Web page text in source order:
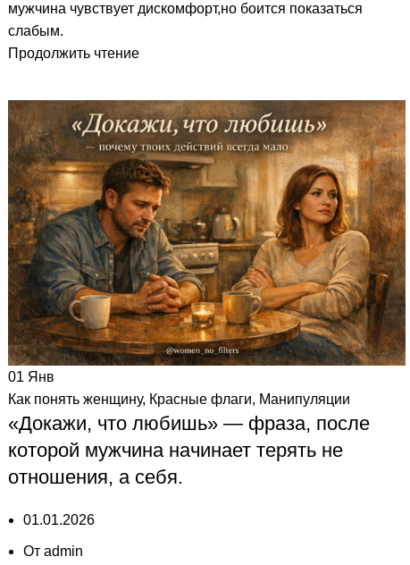
мужчина чувствует дискомфорт,но боится показаться
слабым.
Продолжить чтение
01 Янв
Как понять женщину, Красные флаги, Манипуляции
«Докажи, что любишь» — фраза, после
которой мужчина начинает терять не
отношения, а себя.
01.01.2026
От admin